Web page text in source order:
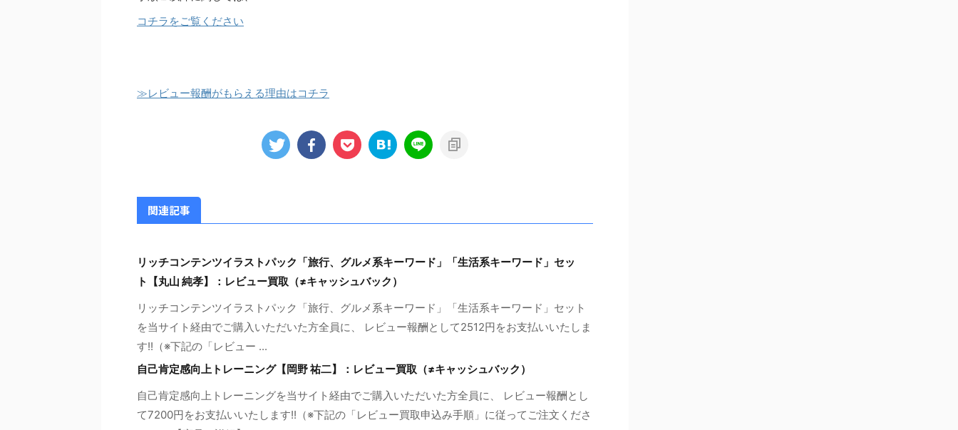
コチラをご覧ください
≫レビュー報酬がもらえる理由はコチラ
関連記事
リッチコンテンツイラストパック「旅行、グルメ系キーワード」「生活系キーワード」セッ
ト【丸山 純孝】：レビュー買取（≠キャッシュバック）
リッチコンテンツイラストパック「旅行、グルメ系キーワード」「生活系キーワード」セット
を当サイト経由でご購入いただいた方全員に、 レビュー報酬として2512円をお支払いいたしま
す!!（※下記の「レビュー ...
自己肯定感向上トレーニング【岡野 祐二】：レビュー買取（≠キャッシュバック）
自己肯定感向上トレーニングを当サイト経由でご購入いただいた方全員に、 レビュー報酬とし
て7200円をお支払いいたします!!（※下記の「レビュー買取申込み手順」に従ってご注文くださ